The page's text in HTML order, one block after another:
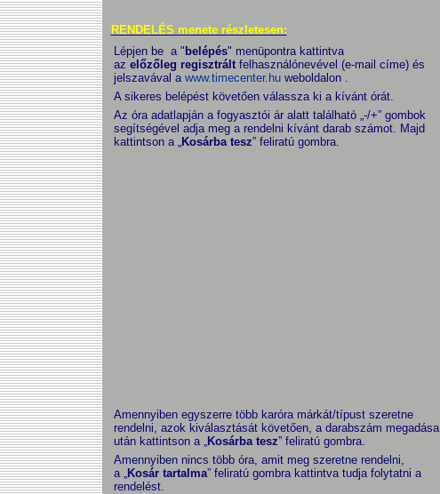
RENDELÉS menete részletesen:
Lépjen be a " belépés" menüpontra kattintva
az előzőleg regisztráltfelhasználónevével (e-mail címe) és
jelszavával a www.timecenter.huweboldalon .
A sikeres belépést követően válassza ki a kívánt órát.
Az óra adatlapján a fogyasztói ár alatt található „-/+” gombok
segítségével adja meg a rendelni kívánt darab számot. Majd
kattintson a „Kosárba tesz” feliratú gombra.
Amennyiben egyszerre több karóra márkát/típust szeretne
rendelni, azok kiválasztását követően, a darabszám megadása
után kattintson a „Kosárba tesz” feliratú gombra.
Amennyiben nincs több óra, amit meg szeretne rendelni,
a „Kosár tartalma” feliratú gombra kattintva tudja folytatni a
rendelést.